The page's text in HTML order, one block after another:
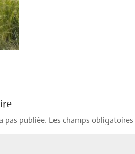
pas publiée. Les champs